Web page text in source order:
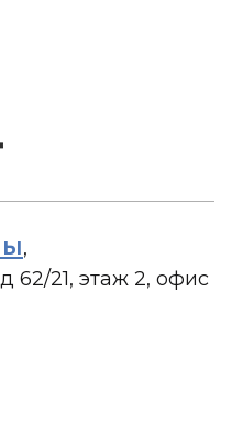
,
62/21, этаж 2, офис